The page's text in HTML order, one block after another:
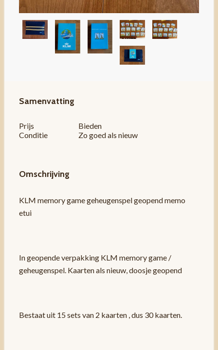
Samenvatting
Prijs
Bieden
Conditie
Zo goed als nieuw
Omschrijving
KLM memory game geheugenspel geopend memo
etui
In geopende verpakking KLM memory game /
geheugenspel. Kaarten als nieuw, doosje geopend
Bestaat uit 15 sets van 2 kaarten , dus 30 kaarten.